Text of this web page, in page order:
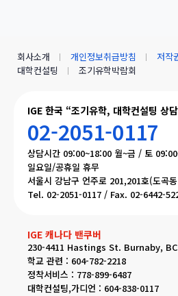
IGE 한국 “조기유학, 대학컨설팅 상
02-2051-0117
상담시간 09:00~18:00 월~금 / 토
일요일/공휴일 휴무
서울시 강남구 언주로 201,201호(도곡
Tel. 02-2051-0117 / Fax. 02-6442-
IGE 캐나다 밴쿠버
230-4411 Hastings St. Burnaby,
학교 관련 : 604-782-2218
정착서비스 : 778-899-6487
대학컨설팅,가디언 : 604-838-0117
회사소개 개인정보취급방침
저작
대학컨설팅
조기유학박람회